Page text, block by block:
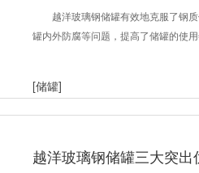
越洋玻璃钢储罐有效地克服了钢
罐内外防腐等问题，提高了储罐的使
[储罐]
越洋玻璃钢储罐三大突出